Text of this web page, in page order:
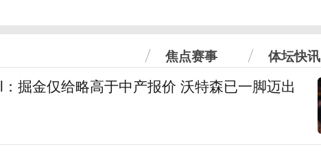
焦点赛事 体坛快讯
掘金仅给略高于中产报价 沃特森已一脚迈出